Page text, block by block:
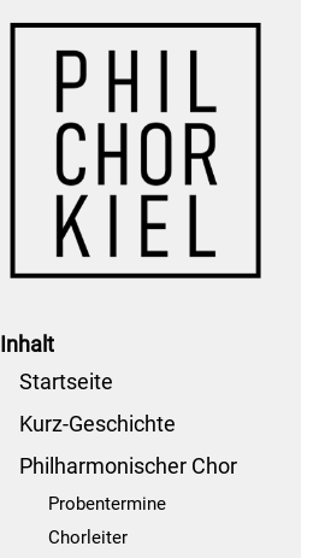
Inhalt
Startseite
Kurz-Geschichte
Philharmonischer Chor
Probentermine
Chorleiter